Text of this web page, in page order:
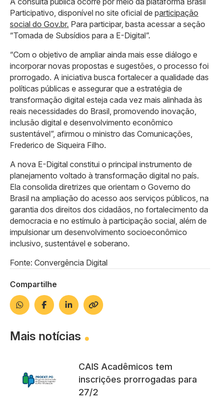
Participativo, disponível no site oficial de participação
social do Gov.br. Para participar, basta acessar a seção
“Tomada de Subsídios para a E-Digital”.
“Com o objetivo de ampliar ainda mais esse diálogo e
incorporar novas propostas e sugestões, o processo foi
prorrogado. A iniciativa busca fortalecer a qualidade das
políticas públicas e assegurar que a estratégia de
transformação digital esteja cada vez mais alinhada às
reais necessidades do Brasil, promovendo inovação,
inclusão digital e desenvolvimento econômico
sustentável”, afirmou o ministro das Comunicações,
Frederico de Siqueira Filho.
A nova E-Digital constitui o principal instrumento de
planejamento voltado à transformação digital no país.
Ela consolida diretrizes que orientam o Governo do
Brasil na ampliação do acesso aos serviços públicos, na
garantia dos direitos dos cidadãos, no fortalecimento da
democracia e no estímulo à participação social, além de
impulsionar um desenvolvimento socioeconômico
inclusivo, sustentável e soberano.
Fonte: Convergência Digital
Compartilhe
Mais notícias
CAIS Acadêmicos tem
inscrições prorrogadas para
27/2